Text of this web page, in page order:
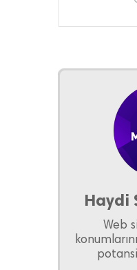
Haydi
Web